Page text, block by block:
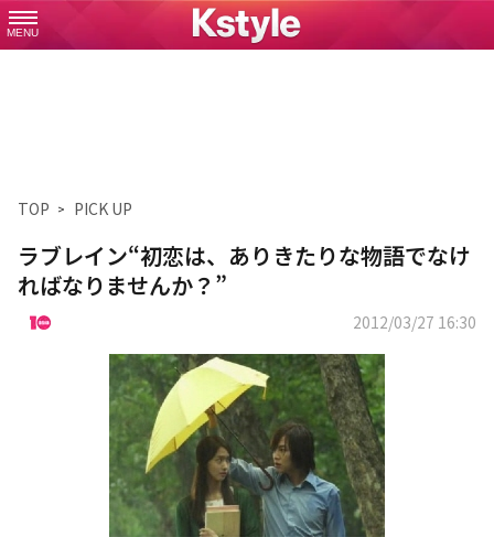
MENU
TOP PICK UP
ラブレイン“初恋は、ありきたりな物語でなけ
ればなりませんか？”
2012/03/27 16:30